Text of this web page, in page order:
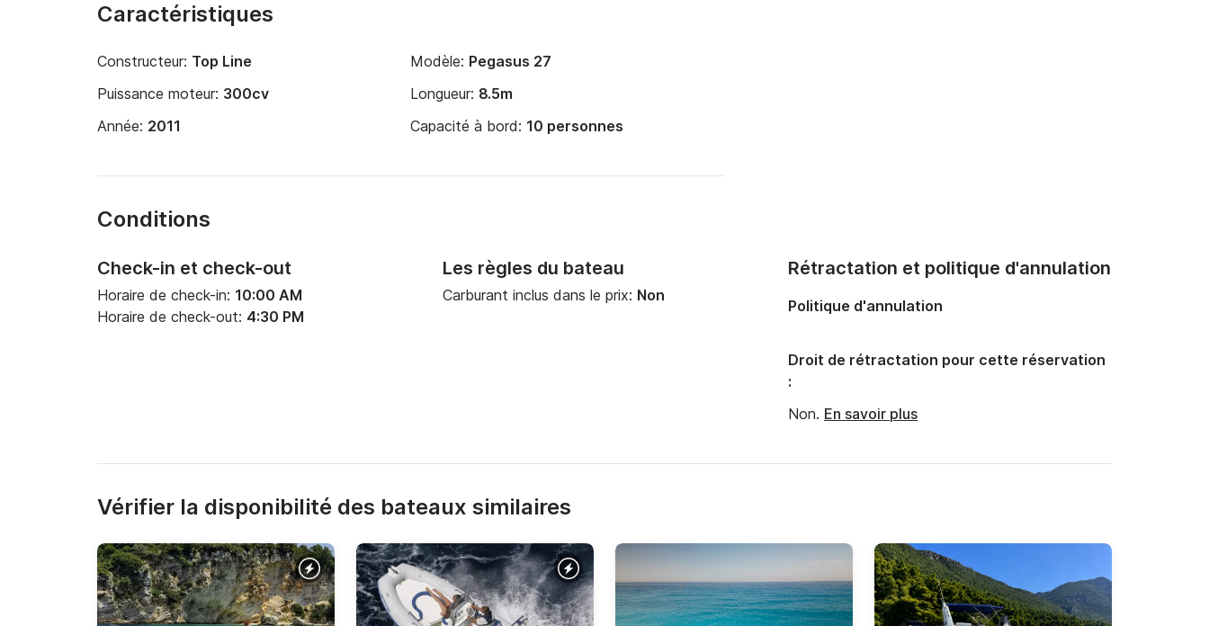
Caractéristiques
Constructeur: Top Line Modèle: Pegasus 27
Puissance moteur: 300cv Longueur: 8.5m
Année: 2011 Capacité à bord: 10 personnes
Conditions
Check-in et check-out
Horaire de check-in: 10:00 AM
Horaire de check-out: 4:30 PM
Les règles du bateau
Carburant inclus dans le prix: Non
Rétractation et politique d'annulation
Politique d'annulation
Droit de rétractation pour cette réservation
:
Non. En savoir plus
Vérifier la disponibilité des bateaux similaires